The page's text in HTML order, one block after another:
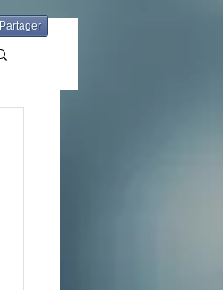
Partager